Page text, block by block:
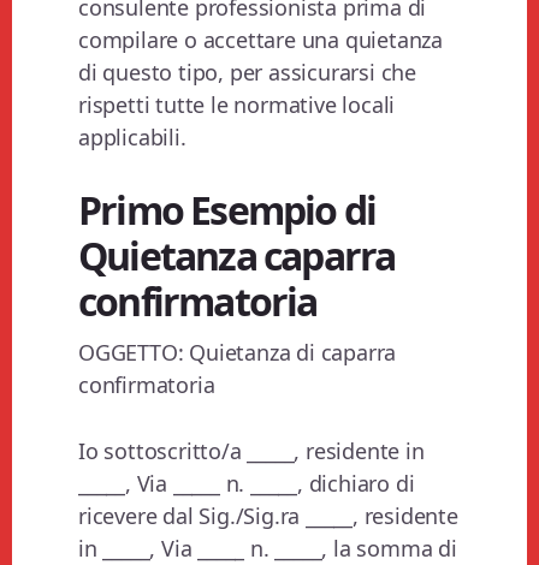
consulente professionista prima di
compilare o accettare una quietanza
di questo tipo, per assicurarsi che
rispetti tutte le normative locali
applicabili.
Primo Esempio di
Quietanza caparra
confirmatoria
OGGETTO: Quietanza di caparra
confirmatoria
Io sottoscritto/a _____, residente in
_____, Via _____ n. _____, dichiaro di
ricevere dal Sig./Sig.ra _____, residente
in _____, Via _____ n. _____, la somma di